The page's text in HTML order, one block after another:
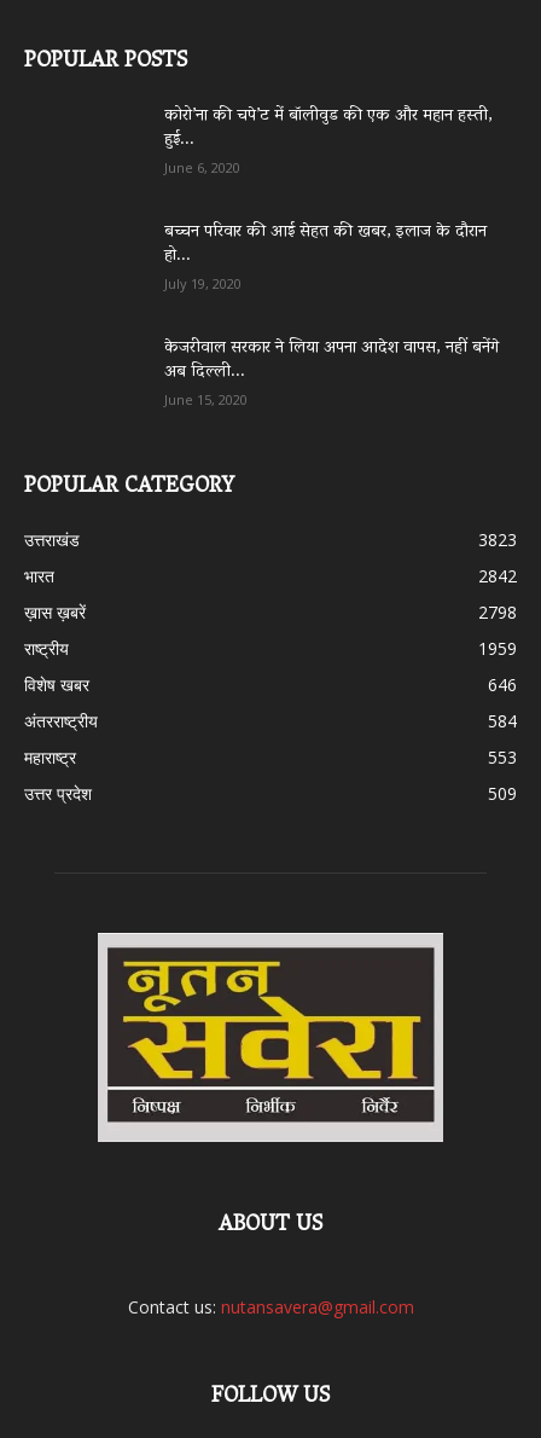
POPULAR POSTS
कोरो’ना की चपे’ट में बॉलीवुड की एक और महान हस्ती,
हुई...
June 6, 2020
बच्चन परिवार की आई सेहत की खबर, इलाज के दौरान
हो...
July 19, 2020
केजरीवाल सरकार ने लिया अपना आदेश वापस, नहीं बनेंगे
अब दिल्ली...
June 15, 2020
POPULAR CATEGORY
उत्तराखंड
3823
भारत
2842
ख़ास ख़बरें
2798
राष्ट्रीय
1959
विशेष खबर
646
अंतरराष्ट्रीय
584
महाराष्ट्र
553
उत्तर प्रदेश
509
ABOUT US
Contact us: nutansavera@gmail.com
FOLLOW US